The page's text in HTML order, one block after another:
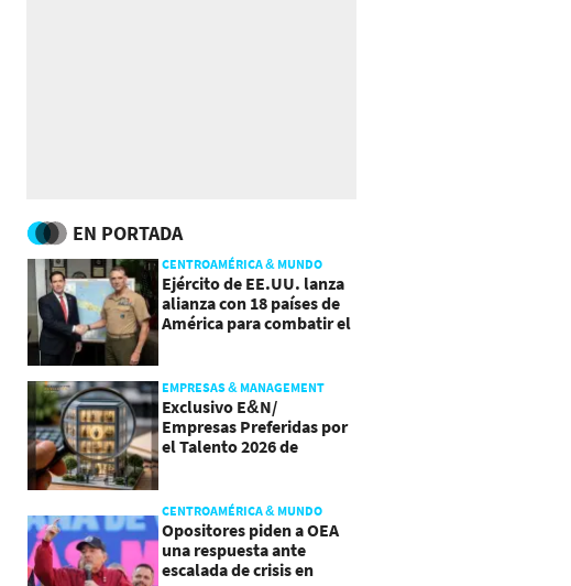
EN PORTADA
CENTROAMÉRICA & MUNDO
Ejército de EE.UU. lanza
alianza con 18 países de
América para combatir el
EMPRESAS & MANAGEMENT
Exclusivo E&N/
Empresas Preferidas por
el Talento 2026 de
CENTROAMÉRICA & MUNDO
Opositores piden a OEA
una respuesta ante
escalada de crisis en